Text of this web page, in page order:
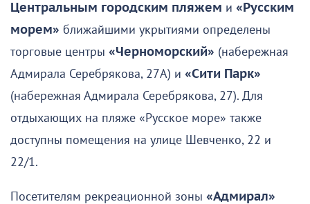
Центральным городским пляжем и «Русским
морем» ближайшими укрытиями определены
торговые центры «Черноморский» (набережная
Адмирала Серебрякова, 27А) и «Сити Парк»
(набережная Адмирала Серебрякова, 27). Для
отдыхающих на пляже «Русское море» также
доступны помещения на улице Шевченко, 22 и
22/1.
Посетителям рекреационной зоны «Адмирал»